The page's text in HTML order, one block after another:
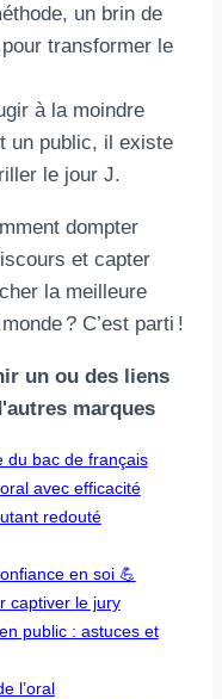
un brin de
transformer le
à la moindre
un public, il existe
le jour J.
dompter
et capter
la meilleure
? C’est parti !
un ou des liens
marques
du bac de français
avec efficacité
redouté
en soi 💪
captiver le jury
public : astuces et
l’oral